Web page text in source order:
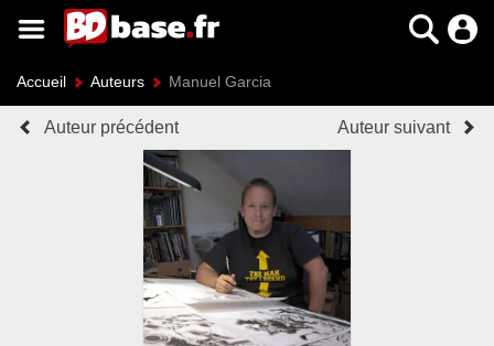
Accueil Auteurs Manuel Garcia
Auteur précédent Auteur suivant